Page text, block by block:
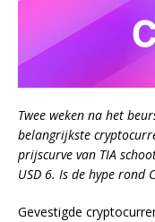
Twee weken na het
belangrijkste
prijscurve van TIA
USD 6. Is de hype rond
Gevestigde